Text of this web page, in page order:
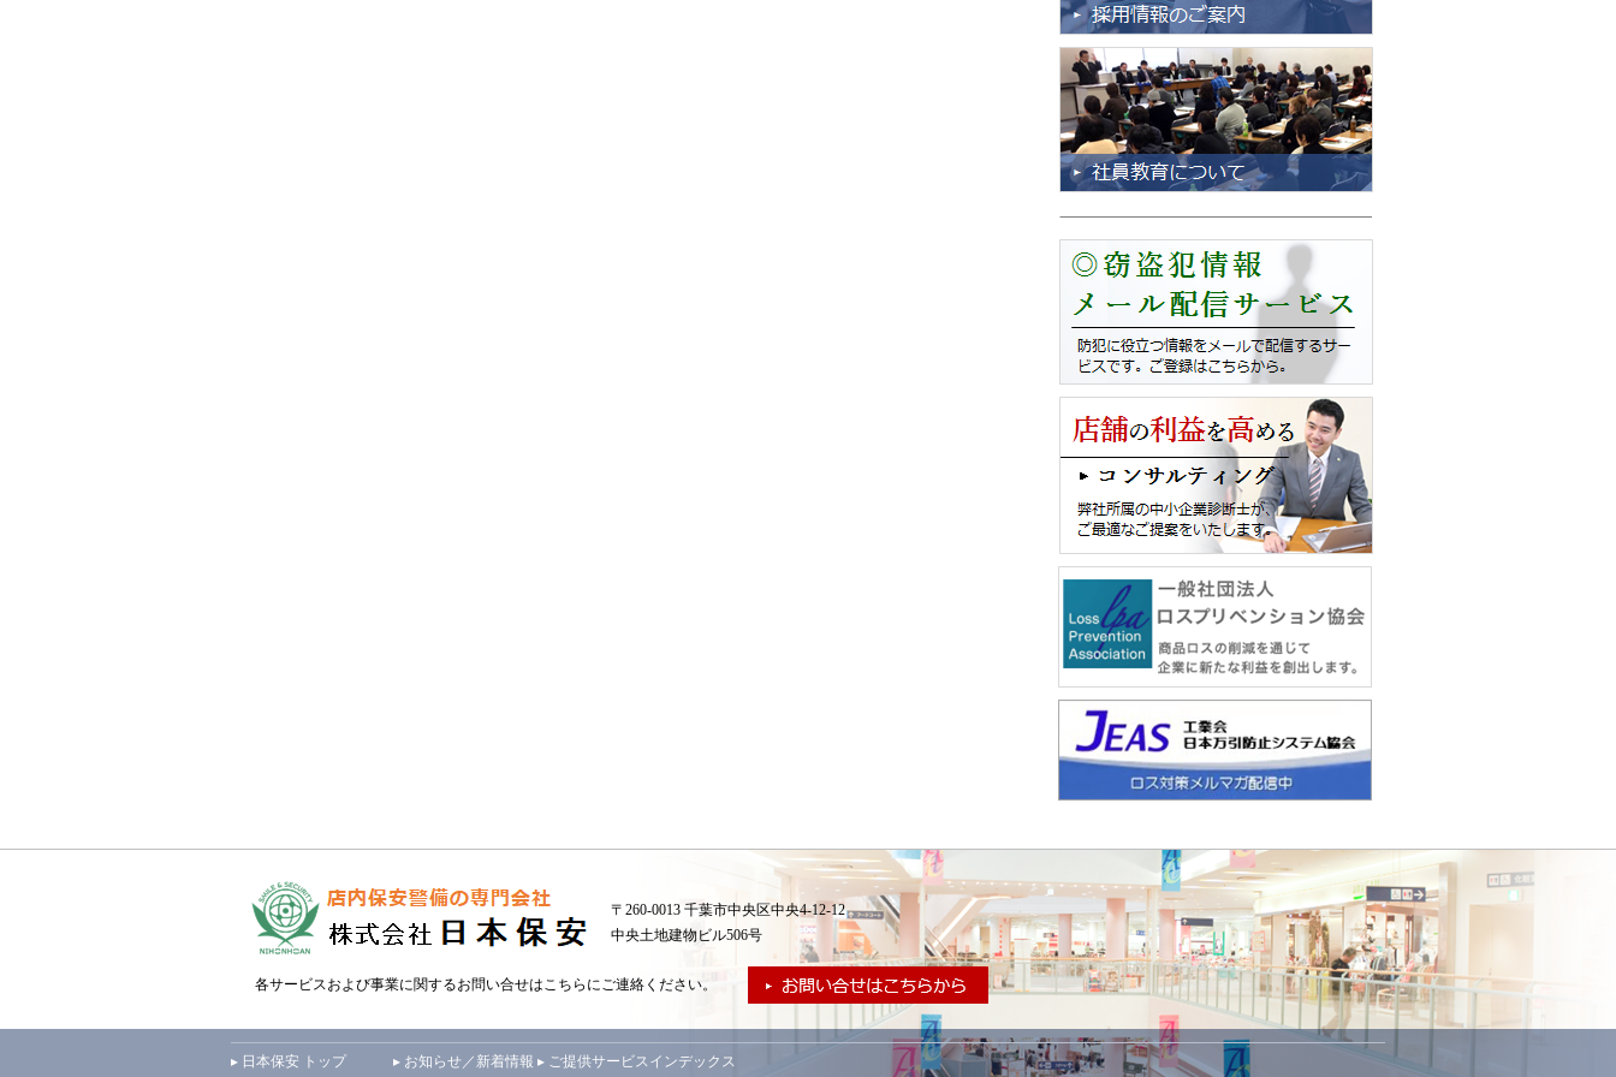
〒260-0013 千葉市中央区中央4-12-12
中央土地建物ビル506号
各サービスおよび事業に関するお問い合せはこちらにご連絡ください。
▸ 日本保安 トップ ▸ お知らせ／新着情報 ▸ ご提供サービスインデックス